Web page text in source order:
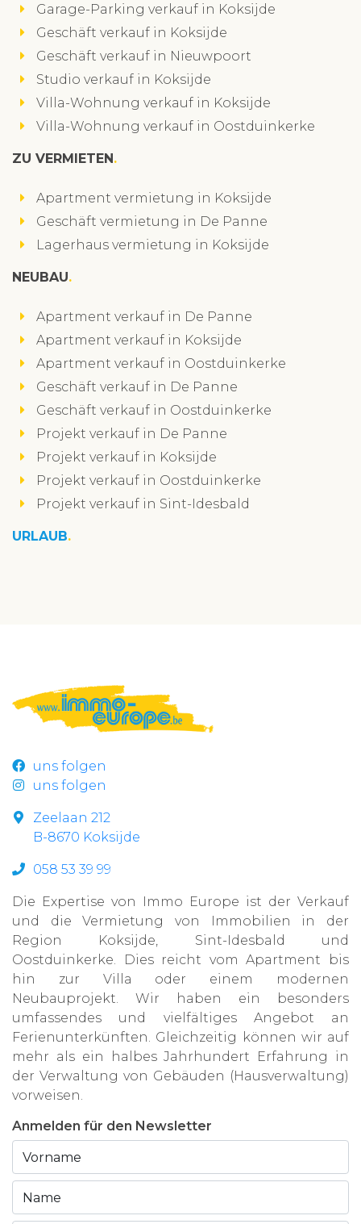
Garage-Parking verkauf in Koksijde
Geschäft verkauf in Koksijde
Geschäft verkauf in Nieuwpoort
Studio verkauf in Koksijde
Villa-Wohnung verkauf in Koksijde
Villa-Wohnung verkauf in Oostduinkerke
ZU VERMIETEN
Apartment vermietung in Koksijde
Geschäft vermietung in De Panne
Lagerhaus vermietung in Koksijde
NEUBAU
Apartment verkauf in De Panne
Apartment verkauf in Koksijde
Apartment verkauf in Oostduinkerke
Geschäft verkauf in De Panne
Geschäft verkauf in Oostduinkerke
Projekt verkauf in De Panne
Projekt verkauf in Koksijde
Projekt verkauf in Oostduinkerke
Projekt verkauf in Sint-Idesbald
URLAUB
uns folgen
uns folgen
Zeelaan 212
B-8670 Koksijde
058 53 39 99
Die Expertise von Immo Europe ist der Verkauf
und die Vermietung von Immobilien in der
Region Koksijde, Sint-Idesbald und
Oostduinkerke. Dies reicht vom Apartment bis
hin zur Villa oder einem modernen
Neubauprojekt. Wir haben ein besonders
umfassendes und vielfältiges Angebot an
Ferienunterkünften. Gleichzeitig können wir auf
mehr als ein halbes Jahrhundert Erfahrung in
der Verwaltung von Gebäuden (Hausverwaltung)
vorweisen.
Anmelden für den Newsletter